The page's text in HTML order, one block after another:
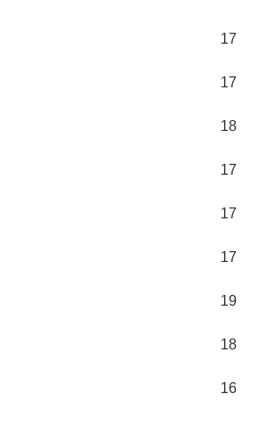
17
17
18
17
17
17
19
18
16